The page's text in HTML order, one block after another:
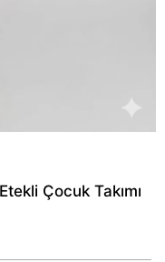
Çocuk Takımı